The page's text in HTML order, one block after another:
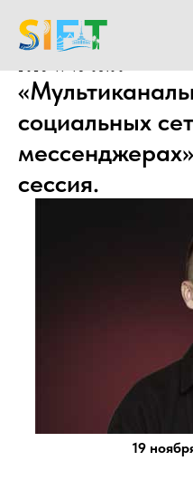
социальных
сессия.
19